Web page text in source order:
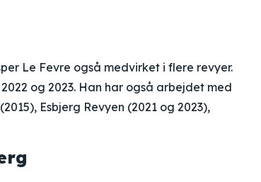
Le Fevre også medvirket i flere revyer.
og 2023. Han har også arbejdet med
Esbjerg Revyen (2021 og 2023),